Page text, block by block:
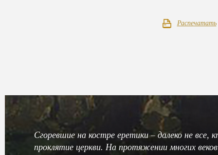
Распечатать
Сгоревшие на костре еретики – далеко не все,
проклятие церкви. На протяжении многих